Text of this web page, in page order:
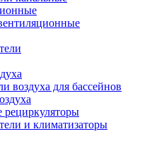
воздуха для бассейнов
рециркуляторы
и климатизаторы